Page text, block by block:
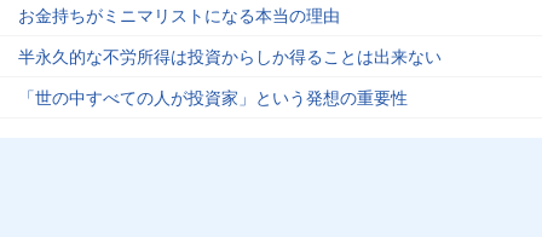
お金持ちがミニマリストになる本当の理由
半永久的な不労所得は投資からしか得ることは出来ない
「世の中すべての人が投資家」という発想の重要性